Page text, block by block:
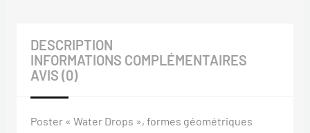
DESCRIPTION
INFORMATIONS COMPLÉMENTAIRES
AVIS (0)
Poster « Water Drops », formes géométriques